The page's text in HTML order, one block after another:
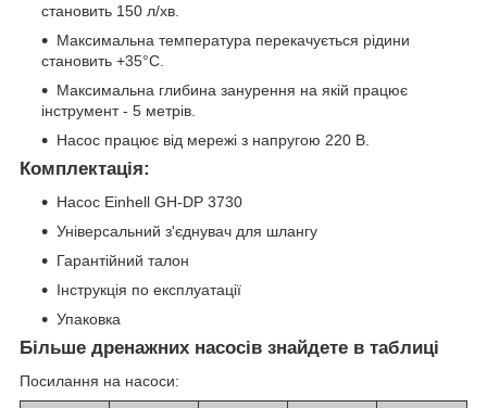
становить 150 л/хв.
Максимальна температура перекачується рідини
становить +35°С.
Максимальна глибина занурення на якій працює
інструмент - 5 метрів.
Насос працює від мережі з напругою 220 В.
Комплектація:
Насос Einhell GH-DP 3730
Універсальний з'єднувач для шлангу
Гарантійний талон
Інструкція по експлуатації
Упаковка
Більше дренажних насосів знайдете в таблиці
Посилання на насоси: